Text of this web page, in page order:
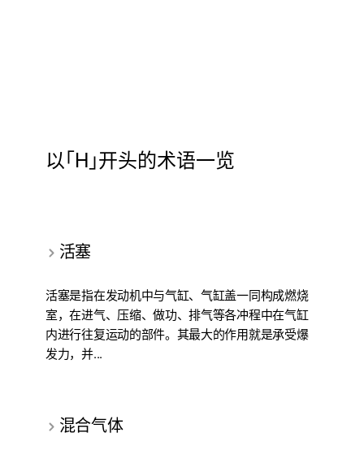
以｢H｣开头的术语一览
活塞
活塞是指在发动机中与气缸、气缸盖一同构成燃烧
室，在进气、压缩、做功、排气等各冲程中在气缸
内进行往复运动的部件。其最大的作用就是承受爆
发力，并...
混合气体